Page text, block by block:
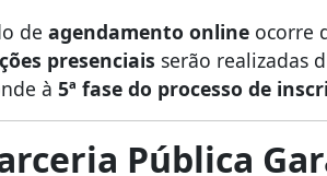
de agendamento online ocorre
presenciais serão realizadas
à 5ª fase do processo de
Pública